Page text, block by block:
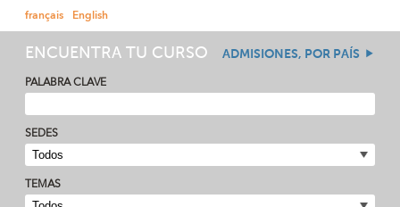
français English
ENCUENTRA TU CURSO ADMISIONES, POR PAÍS
PALABRA CLAVE
SEDES
TEMAS